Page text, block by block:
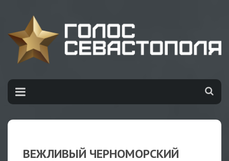
ВЕЖЛИВЫЙ ЧЕРНОМОРСКИЙ